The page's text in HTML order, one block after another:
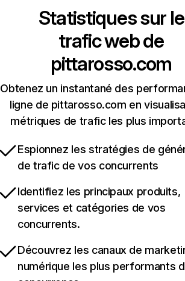
Statistiques sur le
trafic web de
pittarosso.com
Obtenez un instantané des
ligne de pittarosso.com en
métriques de trafic les plus
Espionnez les stratégies de
de trafic de vos concurrents
Identifiez les principaux produits,
services et catégories de vos
concurrents.
Découvrez les canaux de
numérique les plus performants